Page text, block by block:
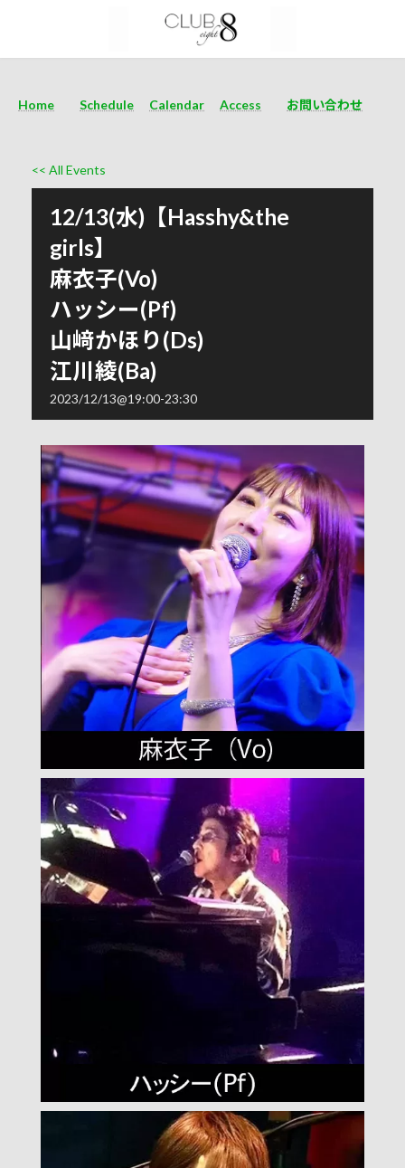
Home Schedule Calendar Access お問い合わせ
<< All Events
12/13(水)【Hasshy&the
girls】
麻衣子(Vo)
ハッシー(Pf)
山﨑かほり(Ds)
江川綾(Ba)
2023/12/13@19:00-23:30